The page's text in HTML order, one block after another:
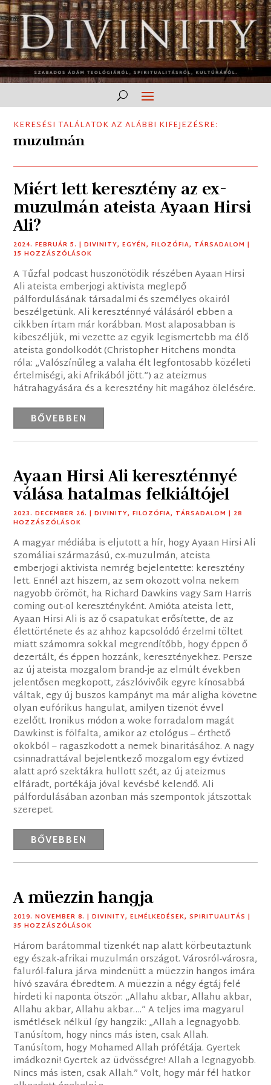
KERESÉSI TALÁLATOK AZ ALÁBBI KIFEJEZÉSRE:
muzulmán
Miért lett keresztény az ex-
muzulmán ateista Ayaan Hirsi
Ali?
2024. FEBRUÁR 5. |DIVINITY,EGYÉN,FILOZÓFIA, TÁRSADALOM |
15 HOZZÁSZÓLÁSOK
A Tűzfal podcast huszonötödik részében Ayaan Hirsi
Ali ateista emberjogi aktivista meglepő
pálfordulásának társadalmi és személyes okairól
beszélgetünk. Ali kereszténnyé válásáról ebben a
cikkben írtam már korábban. Most alaposabban is
kibeszéljük, mi vezette az egyik legismertebb ma élő
ateista gondolkodót (Christopher Hitchens mondta
róla: „Valószínűleg a valaha élt legfontosabb közéleti
értelmiségi, aki Afrikából jött.”) az ateizmus
hátrahagyására és a keresztény hit magához ölelésére.
BŐVEBBEN
Ayaan Hirsi Ali kereszténnyé
válása hatalmas felkiáltójel
2023. DECEMBER 26. |DIVINITY,FILOZÓFIA, TÁRSADALOM | 28
HOZZÁSZÓLÁSOK
A magyar médiába is eljutott a hír, hogy Ayaan Hirsi Ali
szomáliai származású, ex-muzulmán, ateista
emberjogi aktivista nemrég bejelentette: keresztény
lett. Ennél azt hiszem, az sem okozott volna nekem
nagyobb örömöt, ha Richard Dawkins vagy Sam Harris
coming out-ol keresztényként. Amióta ateista lett,
Ayaan Hirsi Ali is az ő csapatukat erősítette, de az
élettörténete és az ahhoz kapcsolódó érzelmi töltet
miatt számomra sokkal megrendítőbb, hogy éppen ő
dezertált, és éppen hozzánk, keresztényekhez. Persze
az új ateista mozgalom brand-je az elmúlt években
jelentősen megkopott, zászlóvivőik egyre kínosabbá
váltak, egy új buszos kampányt ma már aligha követne
olyan eufórikus hangulat, amilyen tizenöt évvel
ezelőtt. Ironikus módon a woke forradalom magát
Dawkinst is fölfalta, amikor az etológus – érthető
okokból – ragaszkodott a nemek binaritásához. A nagy
csinnadrattával bejelentkező mozgalom egy évtized
alatt apró szektákra hullott szét, az új ateizmus
elfáradt, portékája jóval kevésbé kelendő. Ali
pálfordulásában azonban más szempontok játszottak
szerepet.
BŐVEBBEN
A müezzin hangja
2019. NOVEMBER 8. |DIVINITY,ELMÉLKEDÉSEK,SPIRITUALITÁS |
35 HOZZÁSZÓLÁSOK
Három barátommal tizenkét nap alatt körbeutaztunk
egy észak-afrikai muzulmán országot. Városról-városra,
faluról-falura járva mindenütt a müezzin hangos imára
hívó szavára ébredtem. A müezzin a négy égtáj felé
hirdeti ki naponta ötször: „Allahu akbar, Allahu akbar,
Allahu akbar, Allahu akbar….” A teljes ima magyarul
ismétlések nélkül így hangzik: „Allah a legnagyobb.
Tanúsítom, hogy nincs más isten, csak Allah.
Tanúsítom, hogy Mohamed Allah prófétája. Gyertek
imádkozni! Gyertek az üdvösségre! Allah a legnagyobb.
Nincs más isten, csak Allah.” Volt, hogy már fél hatkor